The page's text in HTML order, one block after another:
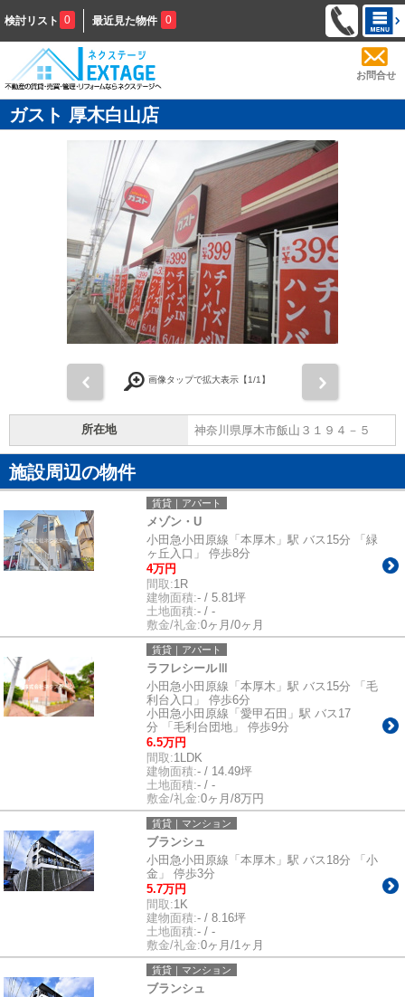
検討リスト 0 最近見た物件 0
お問合せ
ガスト 厚木白山店
画像タップで拡大表示【1/1】
所在地 神奈川県厚木市飯山３１９４－５
施設周辺の物件
賃貸｜アパート
メゾン・U
小田急小田原線「本厚木」駅 バス15分 「緑
ヶ丘入口」 停歩8分
4万円
間取:1R
建物面積:- / 5.81坪
土地面積:- / -
敷金/礼金:0ヶ月/0ヶ月
賃貸｜アパート
ラフレシールⅢ
小田急小田原線「本厚木」駅 バス15分 「毛
利台入口」 停歩6分
小田急小田原線「愛甲石田」駅 バス17
分 「毛利台団地」 停歩9分
6.5万円
間取:1LDK
建物面積:- / 14.49坪
土地面積:- / -
敷金/礼金:0ヶ月/8万円
賃貸｜マンション
ブランシュ
小田急小田原線「本厚木」駅 バス18分 「小
金」 停歩3分
5.7万円
間取:1K
建物面積:- / 8.16坪
土地面積:- / -
敷金/礼金:0ヶ月/1ヶ月
賃貸｜マンション
ブランシュ